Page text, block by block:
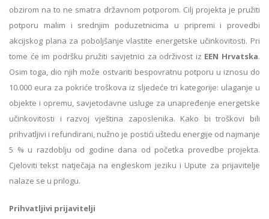
obzirom na to ne smatra državnom potporom. Cilj projekta je pružiti
potporu malim i srednjim poduzetnicima u pripremi i provedbi
akcijskog plana za poboljšanje vlastite energetske učinkovitosti. Pri
tome će im podršku pružiti savjetnici za održivost iz EEN Hrvatska.
Osim toga, dio njih može ostvariti bespovratnu potporu u iznosu do
10.000 eura za pokriće troškova iz sljedeće tri kategorije: ulaganje u
objekte i opremu, savjetodavne usluge za unapređenje energetske
učinkovitosti i razvoj vještina zaposlenika. Kako bi troškovi bili
prihvatljivi i refundirani, nužno je postići uštedu energije od najmanje
5 % u razdoblju od godine dana od početka provedbe projekta.
Cjeloviti tekst natječaja na engleskom jeziku i Upute za prijavitelje
nalaze se u prilogu.
Prihvatljivi prijavitelji